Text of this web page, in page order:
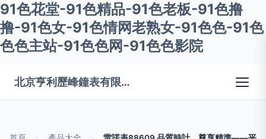
91色花堂-91色精品-91色老板-91色撸
撸-91色女-91色情网老熟女-91色色-91色
色色主站-91色色网-91色色影院
北京亨利歷峰鐘表有限公司